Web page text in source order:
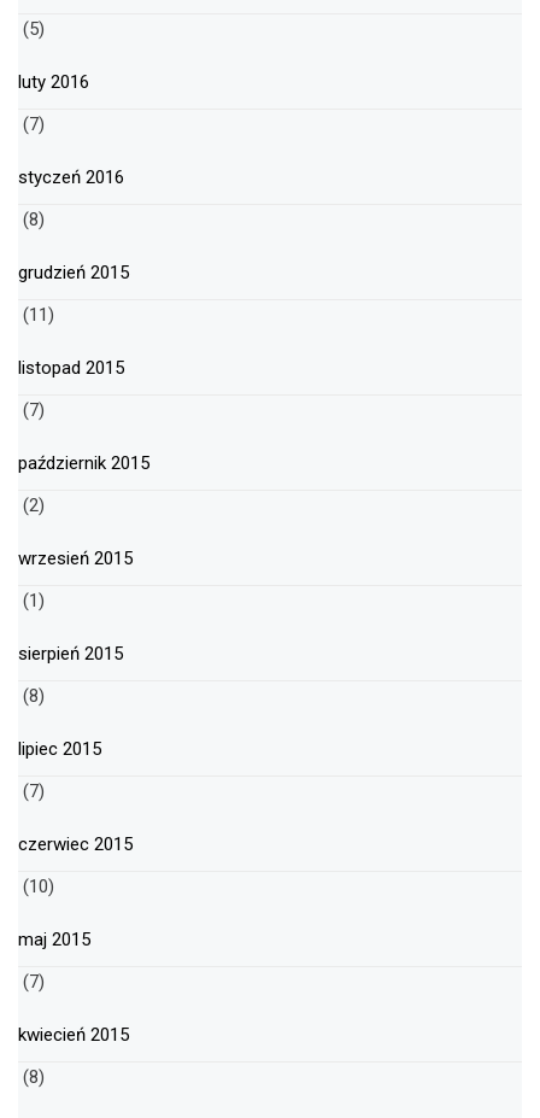
(5)
luty 2016
(7)
styczeń 2016
(8)
grudzień 2015
(11)
listopad 2015
(7)
październik 2015
(2)
wrzesień 2015
(1)
sierpień 2015
(8)
lipiec 2015
(7)
czerwiec 2015
(10)
maj 2015
(7)
kwiecień 2015
(8)